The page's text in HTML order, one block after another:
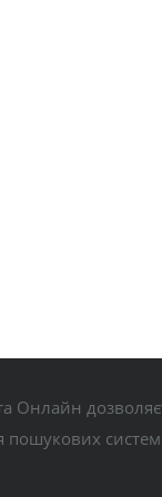
Онлайн
пошукових